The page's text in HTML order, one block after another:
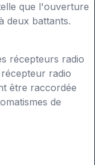
que l'ouverture
deux battants.
récepteurs radio
radio
être raccordée
de